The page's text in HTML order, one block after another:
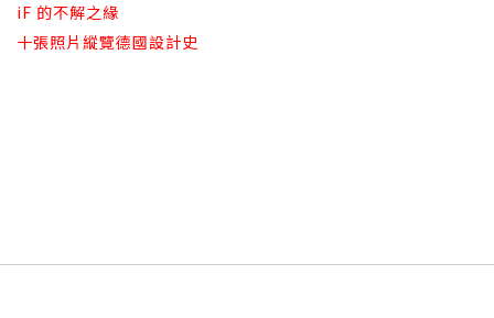
iF 的不解之緣
十張照片縱覽德國設計史